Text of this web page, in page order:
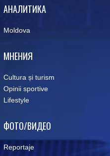
АНАЛИТИКА
Moldova
МНЕНИЯ
Cultura și turism
Opinii sportive
Lifestyle
ФОТО/ВИДЕО
Reportaje